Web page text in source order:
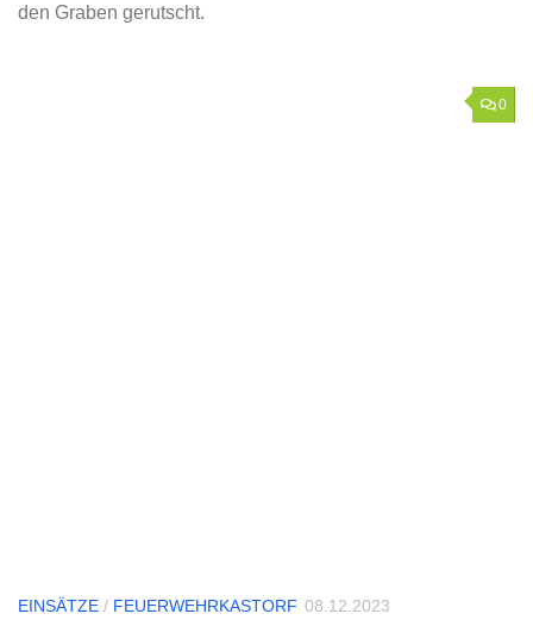
den Graben gerutscht.
0
EINSÄTZE / FEUERWEHRKASTORF 08.12.2023